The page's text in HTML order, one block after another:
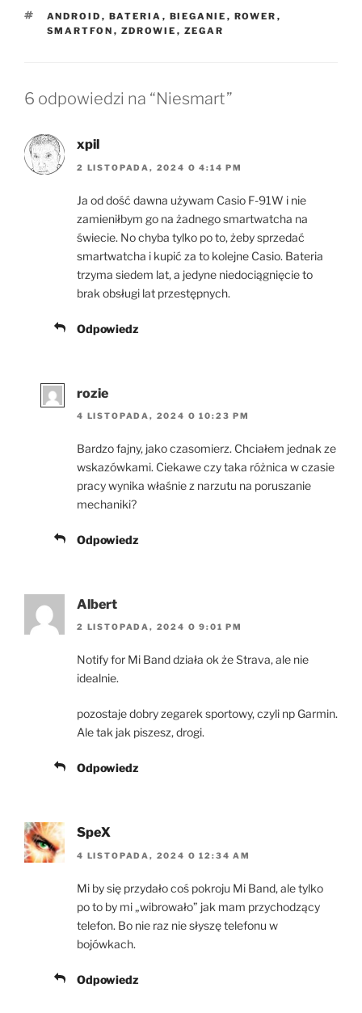
TAGI
ANDROID , BATERIA , BIEGANIE , ROWER ,
SMARTFON , ZDROWIE , ZEGAR
6 odpowiedzi na “Niesmart”
xpil
2 LISTOPADA, 2024 O 4:14 PM
Ja od dość dawna używam Casio F-91W i nie
zamieniłbym go na żadnego smartwatcha na
świecie. No chyba tylko po to, żeby sprzedać
smartwatcha i kupić za to kolejne Casio. Bateria
trzyma siedem lat, a jedyne niedociągnięcie to
brak obsługi lat przestępnych.
Odpowiedz
rozie
4 LISTOPADA, 2024 O 10:23 PM
Bardzo fajny, jako czasomierz. Chciałem jednak ze
wskazówkami. Ciekawe czy taka różnica w czasie
pracy wynika właśnie z narzutu na poruszanie
mechaniki?
Odpowiedz
Albert
2 LISTOPADA, 2024 O 9:01 PM
Notify for Mi Band działa ok że Strava, ale nie
idealnie.
pozostaje dobry zegarek sportowy, czyli np Garmin.
Ale tak jak piszesz, drogi.
Odpowiedz
SpeX
4 LISTOPADA, 2024 O 12:34 AM
Mi by się przydało coś pokroju Mi Band, ale tylko
po to by mi „wibrowało” jak mam przychodzący
telefon. Bo nie raz nie słyszę telefonu w
bojówkach.
Odpowiedz